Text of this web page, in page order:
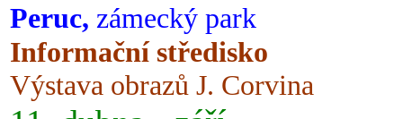
Peruc, zámecký park
Informační středisko
Výstava obrazů J. Corvina